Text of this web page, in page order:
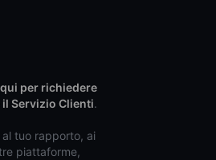
per richiedere
Servizio Clienti.
tuo rapporto, ai
piattaforme,